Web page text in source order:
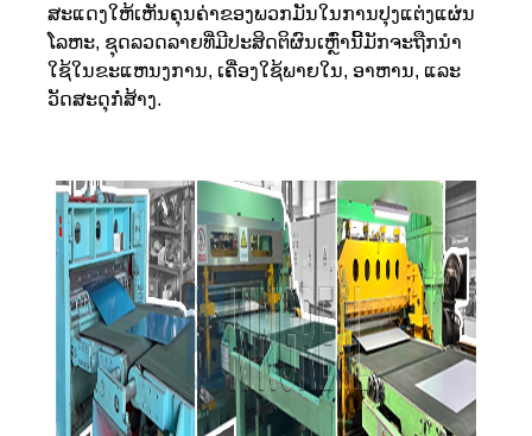
ສະແດງໃຫ້ເຫັນຄຸນຄ່າຂອງພວກມັນໃນການປຸງແຕ່ງແຜ່ນ
ໂລຫະ, ຊຸດລວດລາຍທີ່ມີປະສິດຕິຜົນເຫຼົ່ານີ້ມັກຈະຖືກນໍາ
ໃຊ້ໃນຂະແຫນງການ, ເຄື່ອງໃຊ້ພາຍໃນ, ອາຫານ, ແລະ
ວັດສະດຸກໍ່ສ້າງ.